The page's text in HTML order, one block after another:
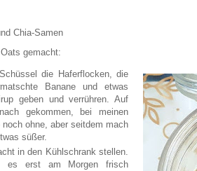
Chia-Samen
gemacht:
die Haferflocken, die
Banane und etwas
geben und verrühren. Auf
gekommen, bei meinen
ohne, aber seitdem mach
süßer.
in den Kühlschrank stellen.
es erst am Morgen frisch